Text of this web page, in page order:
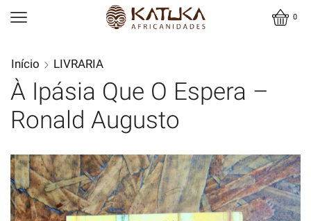
0
Início LIVRARIA
À Ipásia Que O Espera –
Ronald Augusto